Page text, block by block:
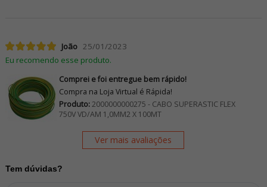
João 25/01/2023
Eu recomendo esse produto.
Comprei e foi entregue bem rápido!
Compra na Loja Virtual é Rápida!
Produto:2000000000275 - CABO SUPERASTIC FLEX
750V VD/AM 1,0MM2 X 100MT
Ver mais avaliações
Tem dúvidas?